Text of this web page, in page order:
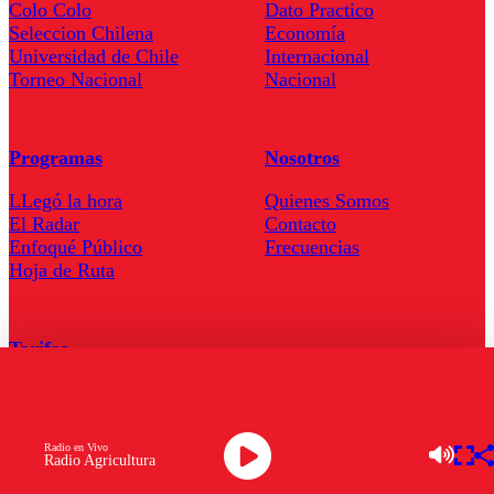
Radio Agricultura
Radio en Vivo
Colo Colo
Seleccion Chilena
Universidad de Chile
Torneo Nacional
Dato Practico
Economía
Internacional
Nacional
Programas
LLegó la hora
El Radar
Enfoqué Público
Hoja de Ruta
Nosotros
Quienes Somos
Contacto
Frecuencias
Tarifas